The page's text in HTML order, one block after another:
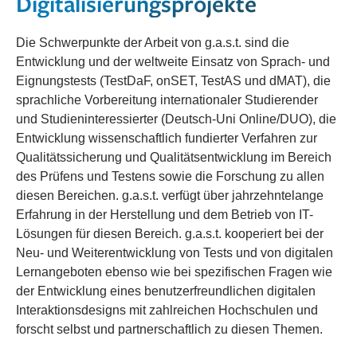
Die Schwerpunkte der Arbeit von g.a.s.t. sind die
Entwicklung und der weltweite Einsatz von Sprach- und
Eignungstests (TestDaF, onSET, TestAS und dMAT), die
sprachliche Vorbereitung internationaler Studierender
und Studieninteressierter (Deutsch-Uni Online/DUO), die
Entwicklung wissenschaftlich fundierter Verfahren zur
Qualitätssicherung und Qualitätsentwicklung im Bereich
des Prüfens und Testens sowie die Forschung zu allen
diesen Bereichen. g.a.s.t. verfügt über jahrzehntelange
Erfahrung in der Herstellung und dem Betrieb von IT-
Lösungen für diesen Bereich. g.a.s.t. kooperiert bei der
Neu- und Weiterentwicklung von Tests und von digitalen
Lernangeboten ebenso wie bei spezifischen Fragen wie
der Entwicklung eines benutzerfreundlichen digitalen
Interaktionsdesigns mit zahlreichen Hochschulen und
forscht selbst und partnerschaftlich zu diesen Themen.